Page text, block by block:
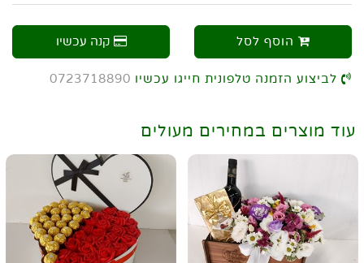
הוסף לסל קנה עכשיו
לביצוע הזמנה טלפונית חייגו עכשיו 0723718890
עוד מוצרים במחירים מעולים